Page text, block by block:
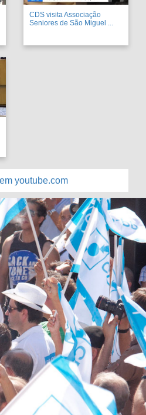
CDS visita Associação
Seniores de São Miguel ...
youtube.com